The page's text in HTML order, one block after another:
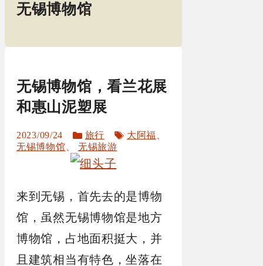
无锡博物馆
无锡博物馆，看兰花展
和惠山泥塑展
2023/09/24
分
类
旅行
标
大阿福
无锡博物馆
无锡旅游
来到无锡，首先去的是博物
馆，虽然无锡博物馆是地方
博物馆，占地面积挺大，并
且建筑相当有特色，坐落在